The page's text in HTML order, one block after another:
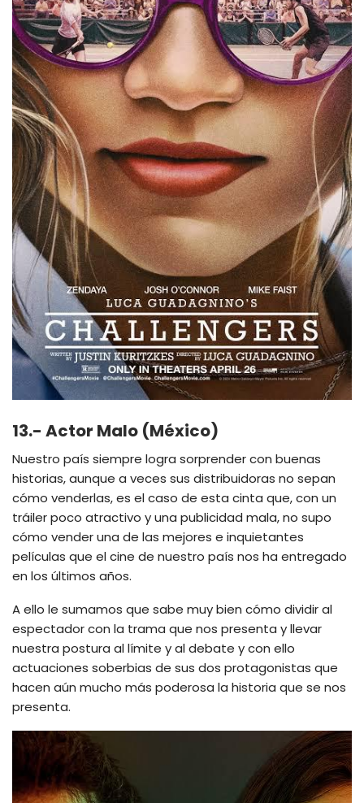
13.- Actor Malo (México)
Nuestro país siempre logra sorprender con buenas
historias, aunque a veces sus distribuidoras no sepan
cómo venderlas, es el caso de esta cinta que, con un
tráiler poco atractivo y una publicidad mala, no supo
cómo vender una de las mejores e inquietantes
películas que el cine de nuestro país nos ha entregado
en los últimos años.
A ello le sumamos que sabe muy bien cómo dividir al
espectador con la trama que nos presenta y llevar
nuestra postura al límite y al debate y con ello
actuaciones soberbias de sus dos protagonistas que
hacen aún mucho más poderosa la historia que se nos
presenta.